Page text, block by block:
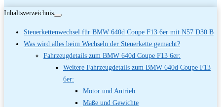
Inhaltsverzeichnis
Steuerkettenwechsel für BMW 640d Coupe F13 6er mit N57 D30 B
Was wird alles beim Wechseln der Steuerkette gemacht?
Fahrzeugdetails zum BMW 640d Coupe F13 6er:
Weitere Fahrzeugdetails zum BMW 640d Coupe F13
6er:
Motor und Antrieb
Maße und Gewichte